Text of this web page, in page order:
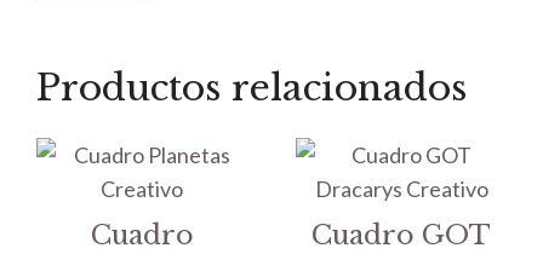
Productos relacionados
Cuadro
Cuadro GOT